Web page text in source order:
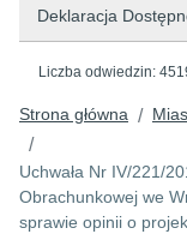
Deklaracja
Liczba odwiedzin:
Strona główna /
/
Uchwała Nr IV/221/
Obrachunkowej we
sprawie opinii o